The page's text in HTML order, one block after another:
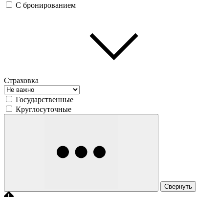
С бронированием
Страховка
Государственные
Круглосуточные
Свернуть